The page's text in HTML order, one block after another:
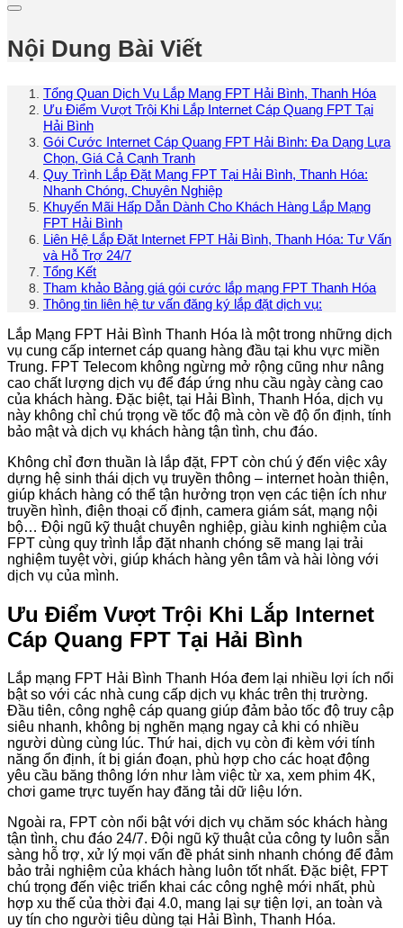
Nội Dung Bài Viết
Tổng Quan Dịch Vụ Lắp Mạng FPT Hải Bình, Thanh Hóa
Ưu Điểm Vượt Trội Khi Lắp Internet Cáp Quang FPT Tại
Hải Bình
Gói Cước Internet Cáp Quang FPT Hải Bình: Đa Dạng Lựa
Chọn, Giá Cả Cạnh Tranh
Quy Trình Lắp Đặt Mạng FPT Tại Hải Bình, Thanh Hóa:
Nhanh Chóng, Chuyên Nghiệp
Khuyến Mãi Hấp Dẫn Dành Cho Khách Hàng Lắp Mạng
FPT Hải Bình
Liên Hệ Lắp Đặt Internet FPT Hải Bình, Thanh Hóa: Tư Vấn
và Hỗ Trợ 24/7
Tổng Kết
Tham khảo Bảng giá gói cước lắp mạng FPT Thanh Hóa
Thông tin liên hệ tư vấn đăng ký lắp đặt dịch vụ:
Lắp Mạng FPT Hải Bình Thanh Hóa là một trong những dịch
vụ cung cấp internet cáp quang hàng đầu tại khu vực miền
Trung. FPT Telecom không ngừng mở rộng cũng như nâng
cao chất lượng dịch vụ để đáp ứng nhu cầu ngày càng cao
của khách hàng. Đặc biệt, tại Hải Bình, Thanh Hóa, dịch vụ
này không chỉ chú trọng về tốc độ mà còn về độ ổn định, tính
bảo mật và dịch vụ khách hàng tận tình, chu đáo.
Không chỉ đơn thuần là lắp đặt, FPT còn chú ý đến việc xây
dựng hệ sinh thái dịch vụ truyền thông – internet hoàn thiện,
giúp khách hàng có thể tận hưởng trọn vẹn các tiện ích như
truyền hình, điện thoại cố định, camera giám sát, mạng nội
bộ… Đội ngũ kỹ thuật chuyên nghiệp, giàu kinh nghiệm của
FPT cùng quy trình lắp đặt nhanh chóng sẽ mang lại trải
nghiệm tuyệt vời, giúp khách hàng yên tâm và hài lòng với
dịch vụ của mình.
Ưu Điểm Vượt Trội Khi Lắp Internet
Cáp Quang FPT Tại Hải Bình
Lắp mạng FPT Hải Bình Thanh Hóa đem lại nhiều lợi ích nổi
bật so với các nhà cung cấp dịch vụ khác trên thị trường.
Đầu tiên, công nghệ cáp quang giúp đảm bảo tốc độ truy cập
siêu nhanh, không bị nghẽn mạng ngay cả khi có nhiều
người dùng cùng lúc. Thứ hai, dịch vụ còn đi kèm với tính
năng ổn định, ít bị gián đoạn, phù hợp cho các hoạt động
yêu cầu băng thông lớn như làm việc từ xa, xem phim 4K,
chơi game trực tuyến hay đăng tải dữ liệu lớn.
Ngoài ra, FPT còn nổi bật với dịch vụ chăm sóc khách hàng
tận tình, chu đáo 24/7. Đội ngũ kỹ thuật của công ty luôn sẵn
sàng hỗ trợ, xử lý mọi vấn đề phát sinh nhanh chóng để đảm
bảo trải nghiệm của khách hàng luôn tốt nhất. Đặc biệt, FPT
chú trọng đến việc triển khai các công nghệ mới nhất, phù
hợp xu thế của thời đại 4.0, mang lại sự tiện lợi, an toàn và
uy tín cho người tiêu dùng tại Hải Bình, Thanh Hóa.